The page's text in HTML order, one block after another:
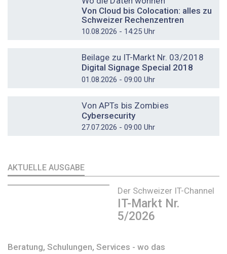
Von Cloud bis Colocation: alles zu
Schweizer Rechenzentren
10.08.2026 - 14:25 Uhr
Beilage zu IT-Markt Nr. 03/2018
Digital Signage Special 2018
01.08.2026 - 09:00 Uhr
Von APTs bis Zombies
Cybersecurity
27.07.2026 - 09:00 Uhr
AKTUELLE AUSGABE
Der Schweizer IT-Channel
IT-Markt Nr.
5/2026
Beratung, Schulungen, Services - wo das